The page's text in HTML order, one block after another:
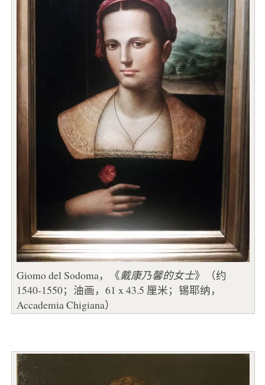
Giomo del Sodoma，《戴康乃馨的女士》（约
1540-1550；油画，61 x 43.5 厘米；锡耶纳，
Accademia Chigiana）